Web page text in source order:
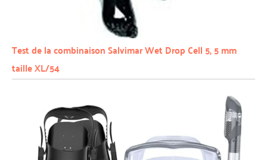
Test de la combinaison Salvimar Wet Drop Cell 5, 5 mm
taille XL/54